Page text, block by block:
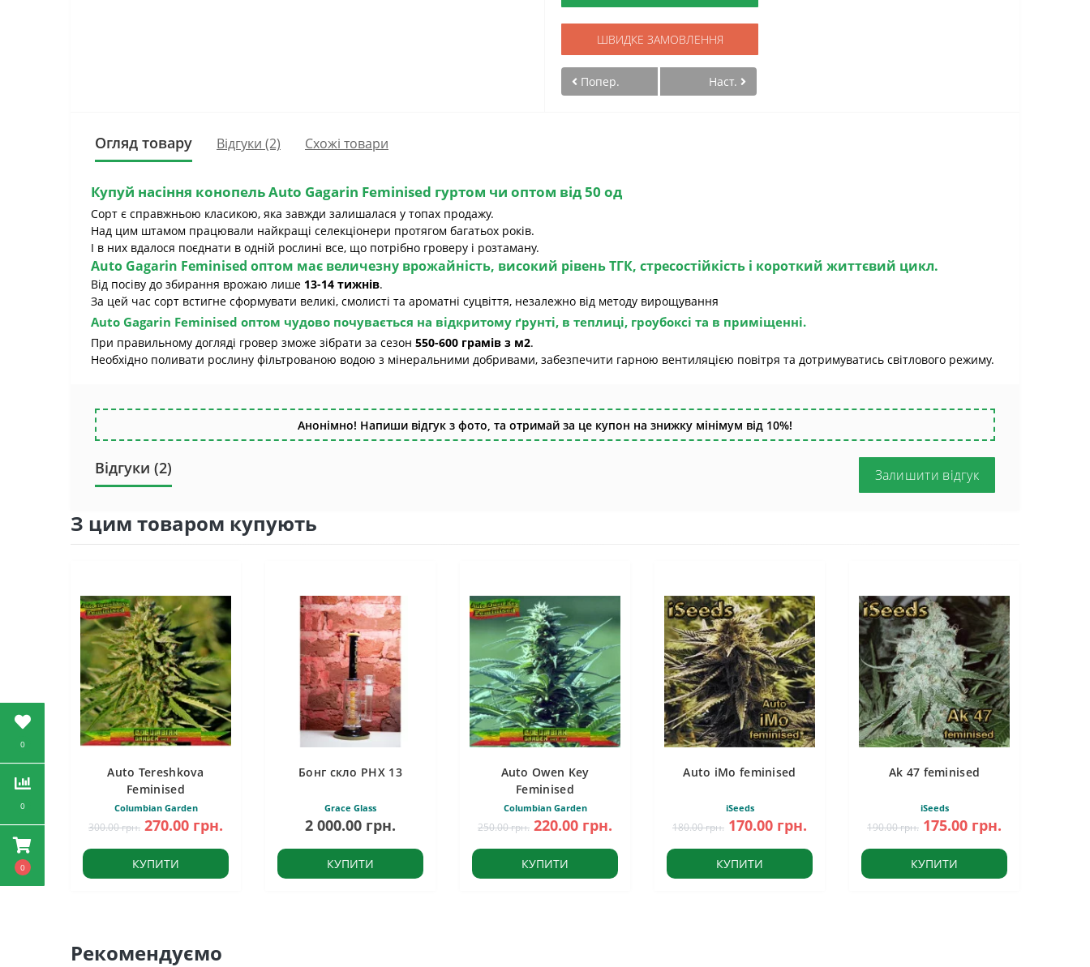
0
0
0
ШВИДКЕ ЗАМОВЛЕННЯ
Попер. Наст.
Огляд товару Відгуки (2) Схожі товари
Купуй насіння конопельAuto Gagarin Feminised гуртом чи оптом від 50 од
Сорт є справжньою класикою, яка завжди залишалася у топах продажу.
Над цим штамом працювали найкращі селекціонери протягом багатьох років.
І в них вдалося поєднати в одній рослині все, що потрібно гроверу і розтаману.
Auto Gagarin Feminised оптом має величезну врожайність, високий рівеньТГК, стресостійкість і короткий життєвий цикл.
Від посіву до збирання врожаю лише 13-14 тижнів.
За цей час сорт встигне сформувати великі, смолисті та ароматні суцвіття, незалежно від методу вирощування
Auto Gagarin Feminised оптом чудово почувається на відкритому ґрунті, в теплиці, гроубоксі та в приміщенні.
При правильному догляді гровер зможе зібрати за сезон 550-600 грамів з м2.
Необхідно поливати рослину фільтрованою водою з мінеральними добривами, забезпечити гарною вентиляцією повітря та дотримуватись світлового режиму.
Анонімно! Напиши відгук з фото, та отримай за це купон на знижку мінімум від 10%!
Відгуки (2) Залишити відгук
З цим товаром купують
Auto Tereshkova
Feminised
Columbian Garden
300.00 грн. 270.00 грн.
КУПИТИ
Бонг скло PHX 13
Grace Glass
2 000.00 грн.
КУПИТИ
Auto Owen Key
Feminised
Columbian Garden
250.00 грн. 220.00 грн.
КУПИТИ
Auto iMo feminised
iSeeds
180.00 грн. 170.00 грн.
КУПИТИ
Ak 47 feminised
iSeeds
190.00 грн. 175.00 грн.
КУПИТИ
Рекомендуємо